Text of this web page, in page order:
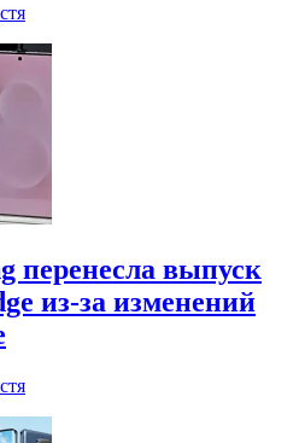
перенесла выпуск
из-за изменений